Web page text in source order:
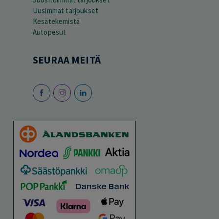
Uusimmat tarjoukset
Kesätekemistä
Autopesut
SEURAA MEITÄ